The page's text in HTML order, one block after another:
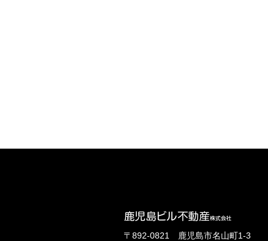
〒892-0821 鹿児島市名山町1-3